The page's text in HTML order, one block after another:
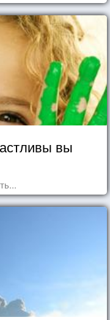
вы